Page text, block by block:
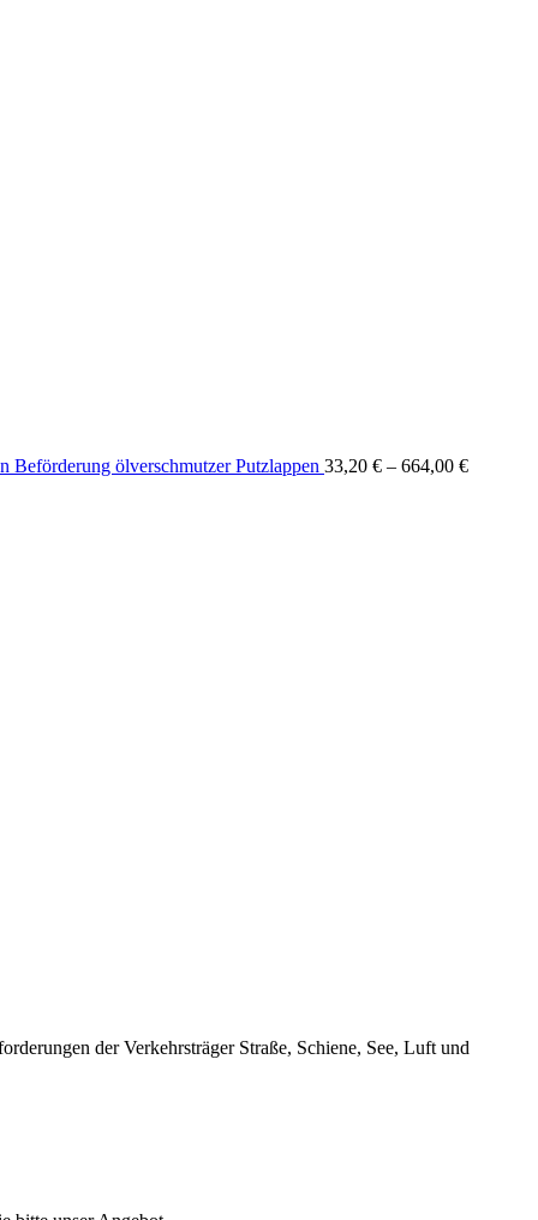
Beförderung ölverschmutzer Putzlappen 33,20 € – 664,00 €
der Verkehrsträger Straße, Schiene, See, Luft und